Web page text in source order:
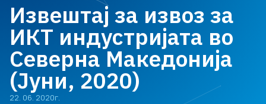
Извештај за извоз за
ИКТ индустријата во
Северна Македонија
(Јуни, 2020)
22. 06. 2020г.